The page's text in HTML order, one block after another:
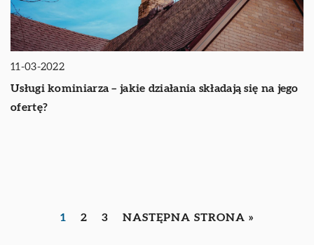
11-03-2022
Usługi kominiarza – jakie działania składają się na jego
ofertę?
1 2 3 NASTĘPNA STRONA »